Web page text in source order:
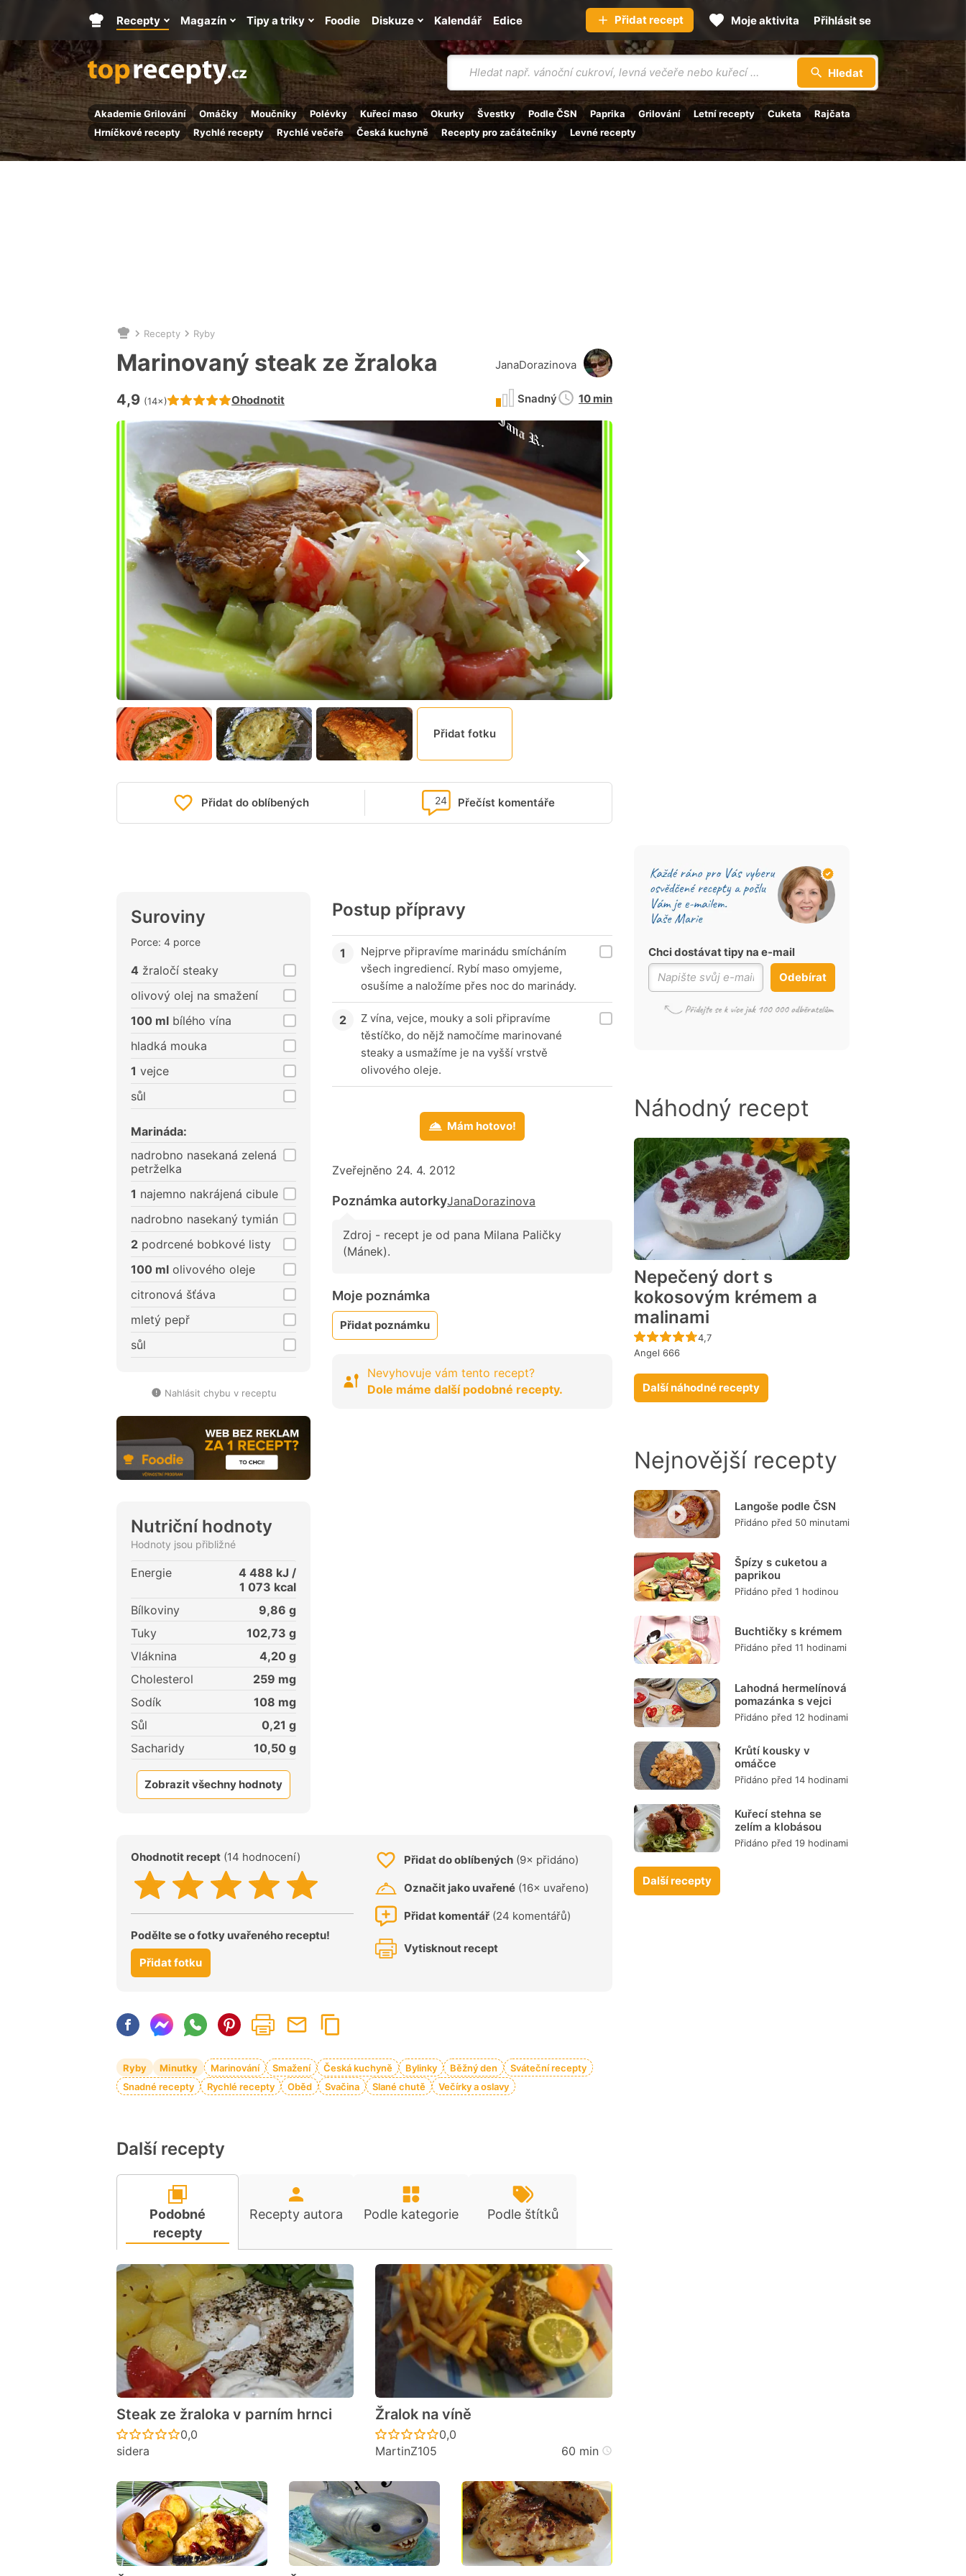
Vyhledávání
Hledat
Akademie Grilování Omáčky Moučníky Polévky Kuřecí maso Okurky Švestky Podle ČSN Paprika Grilování Letní recepty Cuketa
Rajčata
Hrníčkové recepty
Rychlé recepty Rychlé večeře Česká kuchyně Recepty pro začátečníky Levné recepty
Hlavní
stránka
Recepty Magazín Tipy a triky Kalendář
Foodie Diskuze Edice Přidat recept Moje aktivita Přihlásit se
Nacházíte
se
zde:
Recepty Ryby
Marinovaný steak ze žraloka
Hodnocení receptu je
4,9 (14×) Ohodnotit
JanaDorazinova
Snadný
Doba
10 min
Přidat fotku
Přidat do oblíbených Přečíst komentáře
24
Suroviny
Porce: 4 porce
4 žraločí steaky
olivový olej na smažení
100 ml bílého vína
hladká mouka
1 vejce
sůl
Marináda:
nadrobno nasekaná zelená
petrželka
1 najemno nakrájená cibule
nadrobno nasekaný tymián
2 podrcené bobkové listy
100 ml olivového oleje
citronová šťáva
mletý pepř
sůl
Nahlásit chybu v receptu
Nutriční hodnoty
Hodnoty jsou přibližné
Energie 4 488 kJ /
1 073 kcal
Bílkoviny
9,86 g
Tuky
102,73 g
Vláknina
4,20 g
Cholesterol
259 mg
Sodík
108 mg
Sůl
0,21 g
Sacharidy
10,50 g
Zobrazit všechny hodnoty
Postup přípravy
Nejprve připravíme marinádu smícháním
všech ingrediencí. Rybí maso omyjeme,
osušíme a naložíme přes noc do marinády.
Z vína, vejce, mouky a soli připravíme
těstíčko, do nějž namočíme marinované
steaky a usmažíme je na vyšší vrstvě
olivového oleje.
Mám hotovo!
Zveřejněno 24. 4. 2012
Poznámka autorkyJanaDorazinova
Zdroj - recept je od pana Milana Paličky
(Mánek).
Moje poznámka
Přidat poznámku
Nevyhovuje vám tento recept?
Dole máme další podobné recepty.
Ohodnotit recept (14 hodnocení)
Podělte se o fotky uvařeného receptu!
Přidat fotku
Přidat do oblíbených (9× přidáno)
Označit jako uvařené (16× uvařeno)
Přidat komentář (24 komentářů)
Vytisknout recept
Ryby Minutky Marinování Smažení Česká kuchyně Bylinky Běžný den
Sváteční recepty
Snadné recepty
Rychlé recepty Oběd Svačina Slané chutě Večírky a oslavy
Další recepty
Podobné
recepty
Recepty autora Podle kategorie Podle štítků
Steak ze žraloka v parním hrnci
Recept ještě nebyl hodnocen
0,0
sidera
Žralok na víně
Recept ještě nebyl hodnocen
0,0
MartinZ105
60 min
Chci dostávat tipy na e-mail
Odebírat
Náhodný recept
Nepečený dort s
kokosovým krémem a
malinami
Recept ještě nebyl hodnocen
4,7
Angel 666
Další náhodné recepty
Nejnovější recepty
Langoše podle ČSN
Přidáno před 50 minutami
Špízy s cuketou a
paprikou
Přidáno před 1 hodinou
Buchtičky s krémem
Přidáno před 11 hodinami
Lahodná hermelínová
pomazánka s vejci
Přidáno před 12 hodinami
Krůtí kousky v
omáčce
Přidáno před 14 hodinami
Kuřecí stehna se
zelím a klobásou
Přidáno před 19 hodinami
Další recepty